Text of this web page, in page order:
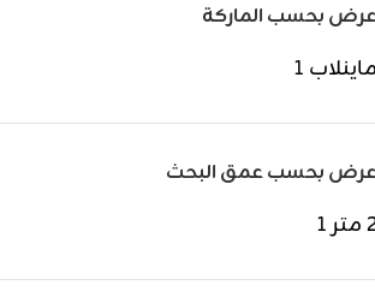
بحسب الماركة
ماينلاب 1
بحسب عمق البحث
1